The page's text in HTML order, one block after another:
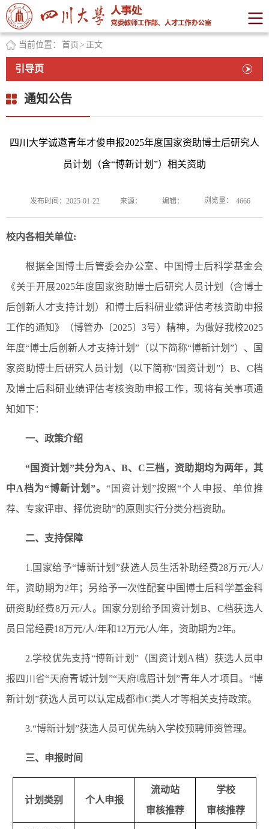
当前位置： 首页 > 正文
引导页
通知公告
四川大学诚邀青年才俊申报2025年度国家资助博士后研究人
员计划（含“博新计划”）相关资助
发布时间：2025-01-22 来源： 编辑： 浏览量： 4666
校内各相关单位:
根据全国博士后管委会办公室、中国博士后科学基金会
《关于开展2025年度国家资助博士后研究人员计划（含博士
后创新人才支持计划）和博士后科研业绩评估考核资助申报
工作的通知》（博管办〔2025〕3号）精神，为做好我校2025
年度“博士后创新人才支持计划”（以下简称“博新计划”）、国
家资助博士后研究人员计划（以下简称“国资计划”）B、C档
及博士后科研业绩评估考核资助申报工作，现将有关事项通
知如下：
一、政策介绍
“国资计划”共分为A、B、C三档，资助期均为两年，其
中A档为“博新计划”。 “国资计划”按照“个人申报、单位推
荐、专家评审、择优资助”的原则实行分类分档资助。
二、支持保障
1.国家给予“博新计划”获选人员生活补助经费28万元/人/
年，资助期为2年；另给予一次性配套中国博士后科学基金科
研资助经费8万元/人。国家分别给予国资计划B、C档获选人
员日常经费18万元/人/年和12万元/人/年，资助期为2年。
2.学校优先支持“博新计划”（国资计划A档）获选人员申
报四川省“天府青城计划”“天府峨眉计划”青年人才项目。“博
新计划”获选人员可以认定成都市C类人才等相关支持政策。
3.“博新计划”获选人员可优先纳入学校预聘师资管理。
三、申报时间
计划类别 个人申报
流动站
审核推荐
学校
审核推荐